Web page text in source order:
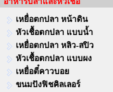
เหยื่อตกปลา หน้าดิน
หัวเชื้อตกปลา แบบน้ำ
เหยื่อตกปลา หลิว-สปิว
หัวเชื้อตกปลา แบบผง
เหยื่อตี๋คาวบอย
ขนมปังฟิชคิลเลอร์